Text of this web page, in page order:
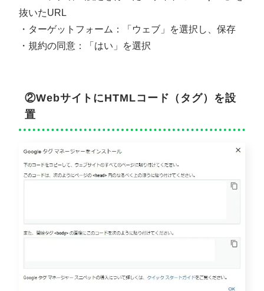
抜いたURL
・ターゲットフォーム：「ウェブ」を選択し、保存
・規約の同意：「はい」を選択
②WebサイトにHTMLコード（タグ）を設
置